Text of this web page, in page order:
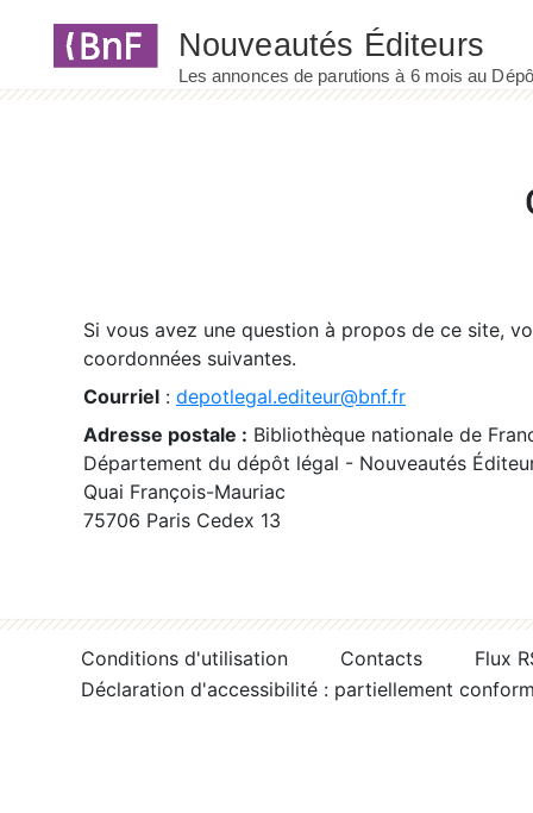
Si vous avez une question à propos de ce site,
coordonnées suivantes.
Courriel : depotlegal.editeur@bnf.fr
Adresse postale : Bibliothèque nationale de
Département du dépôt légal - Nouveautés
Quai François-Mauriac
75706 Paris Cedex 13
Conditions d'utilisation Contacts
Flux
Déclaration d'accessibilité : partiellement